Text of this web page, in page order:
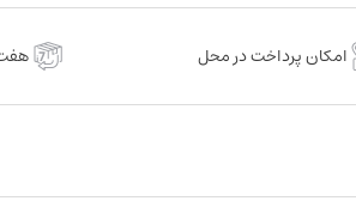
بسته
عددی
عدد
امکان پرداخت در محل